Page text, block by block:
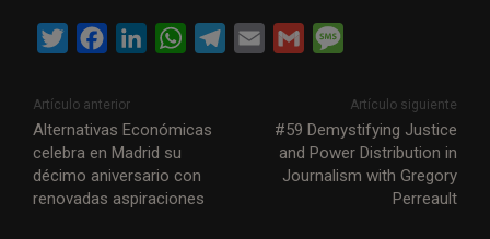
i
t
t
e
c
e
b
o
k
e
d
W
t
A
i
s
s
a
Artículo anterior
Alternativas Económicas
celebra en Madrid su
décimo aniversario con
renovadas aspiraciones
Artículo siguiente
#59 Demystifying Justice
and Power Distribution in
Journalism with Gregory
Perreault